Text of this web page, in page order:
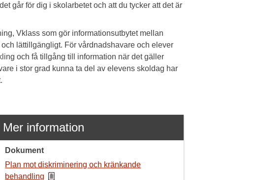
går för dig i skolarbetet och att du tycker att det är
Vklass som gör informationsutbytet mellan
lättillgängligt. För vårdnadshavare och elever
och få tillgång till information när det gäller
i stor grad kunna ta del av elevens skoldag har
Mer information
Dokument
Plan mot diskriminering och kränkande
behandling